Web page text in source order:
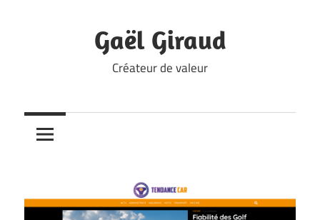
Gaël Giraud
Créateur de valeur